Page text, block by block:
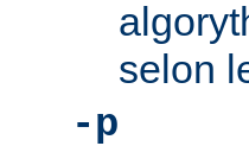
selon
-p